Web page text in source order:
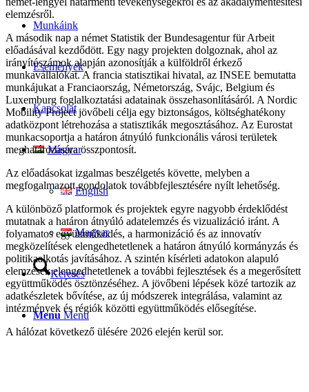
Munkáink
Események
Kapcsolat
Magyar
English
Magyar
Keresés
Menu Menu
elemzésről.
A második nap a német Statistik der Bundesagentur für Arbeit
előadásával kezdődött. Egy nagy projekten dolgoznak, ahol az
irányítószámok alapján azonosítják a külföldről érkező
munkavállalókat. A francia statisztikai hivatal, az INSEE bemutatta
munkájukat a Franciaország, Németország, Svájc, Belgium és
Luxemburg foglalkoztatási adatainak összehasonlításáról. A Nordic
Mobility Project jövőbeli célja egy biztonságos, költséghatékony
adatközpont létrehozása a statisztikák megosztásához. Az Eurostat
munkacsoportja a határon átnyúló funkcionális városi területek
meghatározására összpontosít.
Az előadásokat izgalmas beszélgetés követte, melyben a
megfogalmazott gondolatok továbbfejlesztésére nyílt lehetőség.
A különböző platformok és projektek egyre nagyobb érdeklődést
mutatnak a határon átnyúló adatelemzés és vizualizáció iránt. A
folyamatos együttműködés, a harmonizáció és az innovatív
megközelítések elengedhetetlenek a határon átnyúló kormányzás és
politikaalkotás javításához. A szintén kísérleti adatokon alapuló
elemzések elengedhetetlenek a további fejlesztések és a megerősített
együttműködés ösztönzéséhez. A jövőbeni lépések közé tartozik az
adatkészletek bővítése, az új módszerek integrálása, valamint az
intézmények és régiók közötti együttműködés elősegítése.
A hálózat következő ülésére 2026 elején kerül sor.